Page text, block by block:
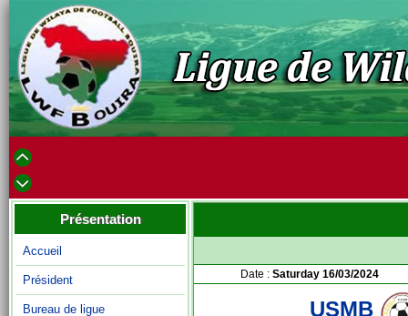
Présentation
Accueil
Président
Bureau de ligue
Date : Saturday 16/03/2024
USMB